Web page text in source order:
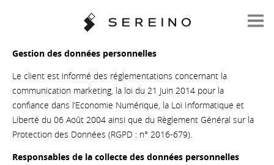
Gestion des données personnelles
Le client est informé des réglementations concernant la
communication marketing, la loi du 21 Juin 2014 pour la
confiance dans l’Economie Numérique, la Loi Informatique et
Liberté du 06 Août 2004 ainsi que du Règlement Général sur la
Protection des Données (RGPD : n° 2016-679).
Responsables de la collecte des données personnelles